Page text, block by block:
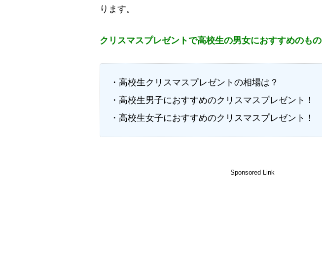
ります。
クリスマスプレゼントで高校生の男女におすすめのもの
・高校生クリスマスプレゼントの相場は？
・高校生男子におすすめのクリスマスプレゼント！
・高校生女子におすすめのクリスマスプレゼント！
Sponsored Link